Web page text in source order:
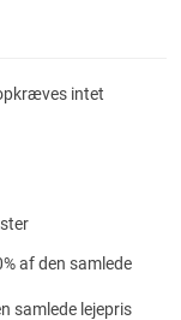
intet
af den samlede
samlede lejepris